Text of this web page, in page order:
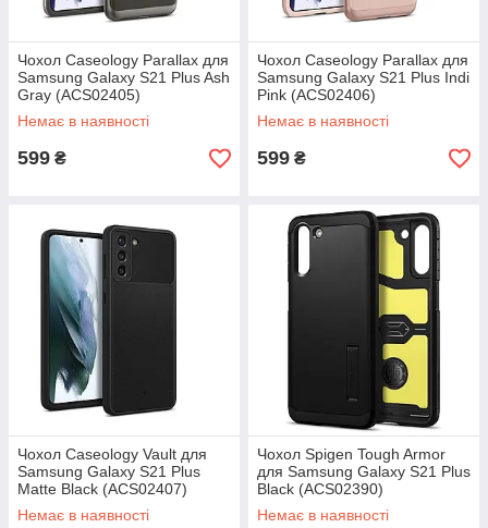
Чохол Caseology Parallax для
Samsung Galaxy S21 Plus Ash
Gray (ACS02405)
Немає в наявності
599 ₴
Чохол Caseology Parallax для
Samsung Galaxy S21 Plus Indi
Pink (ACS02406)
Немає в наявності
599 ₴
Чохол Caseology Vault для
Samsung Galaxy S21 Plus
Matte Black (ACS02407)
Немає в наявності
Чохол Spigen Tough Armor
для Samsung Galaxy S21 Plus
Black (ACS02390)
Немає в наявності